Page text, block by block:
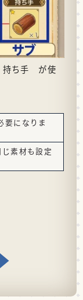
持ち手 が使
要になりま
素材も設定